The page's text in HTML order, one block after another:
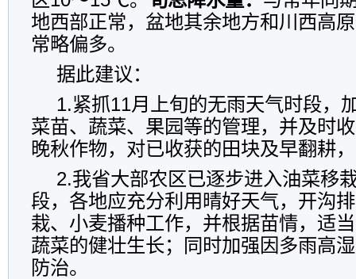
地西部正常，盆地其余地方和川西高
常略偏多。
据此建议：
1.紧抓11月上旬的无雨天气时段，
菜苗、蔬菜、果园等的管理，并及时
晚秋作物，对已收获的田块及早翻耕
2.我省大部农区已逐步进入油菜移
段，各地应充分利用晴好天气，开沟
栽、小麦播种工作，并根据苗情，适
蔬菜的健壮生长；同时加强因多雨高
防治。